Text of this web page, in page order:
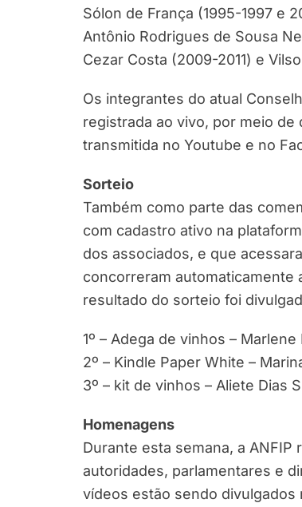
Sólon de França (1995-1997 e
Antônio Rodrigues de Sousa
Cezar Costa (2009-2011) e
Os integrantes do atual
registrada ao vivo, por meio
transmitida no Youtube e no
Sorteio
Também como parte das
com cadastro ativo na
dos associados, e que
concorreram automaticamente
resultado do sorteio foi
1º – Adega de vinhos –
2º – Kindle Paper White –
3º – kit de vinhos – Aliete Dias
Homenagens
Durante esta semana, a
autoridades, parlamentares e
vídeos estão sendo divulgados